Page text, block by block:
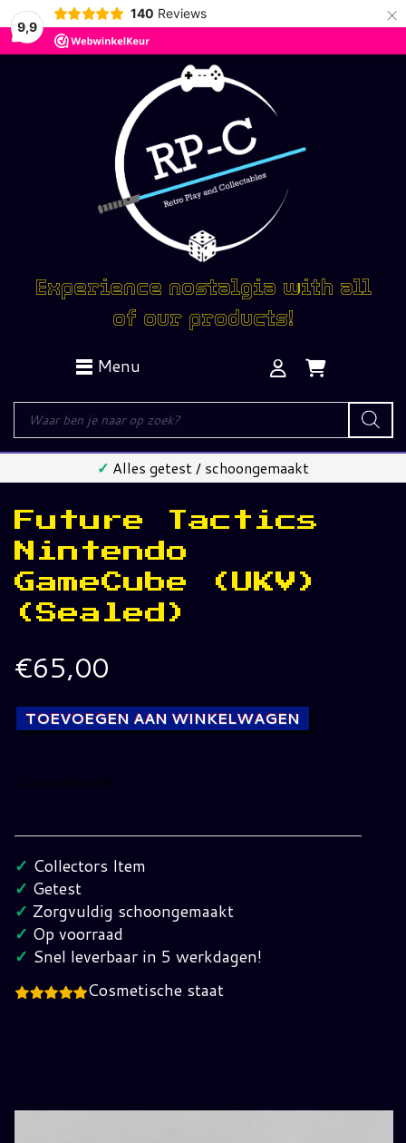
9,9
140 Reviews ×
Experience nostalgia with all
of our products!
Menu
Producten
zoeken
✓ Alles getest / schoongemaakt
Future Tactics
Nintendo
GameCube (UKV)
(Sealed)
€65,00
TOEVOEGEN AAN WINKELWAGEN
1 op voorraad
Tactics
Nintendo
GameCube
(UKV)
(Sealed)
hoeveelheid
✓ Collectors Item
✓ Getest
✓ Zorgvuldig schoongemaakt
✓ Op voorraad
✓ Snel leverbaar in 5 werkdagen!
Cosmetische staat